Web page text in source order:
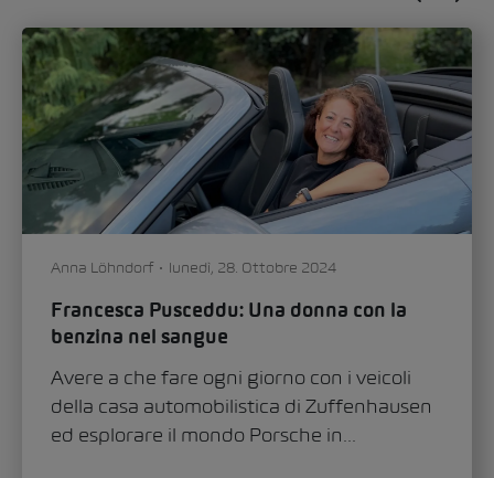
Anna Löhndorf lunedì, 28. Ottobre 2024
Francesca Pusceddu: Una donna con la
benzina nel sangue
Avere a che fare ogni giorno con i veicoli
della casa automobilistica di Zuffenhausen
ed esplorare il mondo Porsche in...